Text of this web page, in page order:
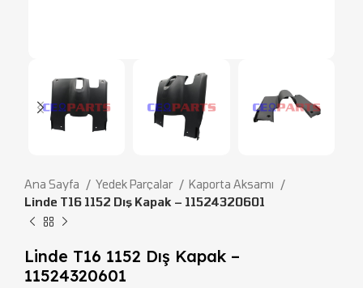
Ana Sayfa Yedek Parçalar
Kaporta Aksamı
Linde T16 1152 Dış Kapak – 11524320601
Linde T16 1152 Dış Kapak –
11524320601